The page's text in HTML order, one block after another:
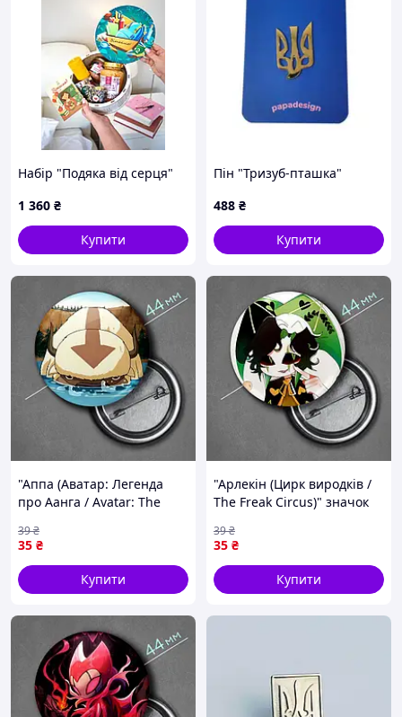
Набір "Подяка від серця"
1 360 ₴
Купити
Пін "Тризуб-пташка"
488 ₴
Купити
"Аппа (Аватар: Легенда
про Аанга / Avatar: The
круглий на булавці Ø44 мм
35 ₴
39₴
Купити
"Арлекін (Цирк виродків /
The Freak Circus)" значок
35 ₴
39₴
Купити